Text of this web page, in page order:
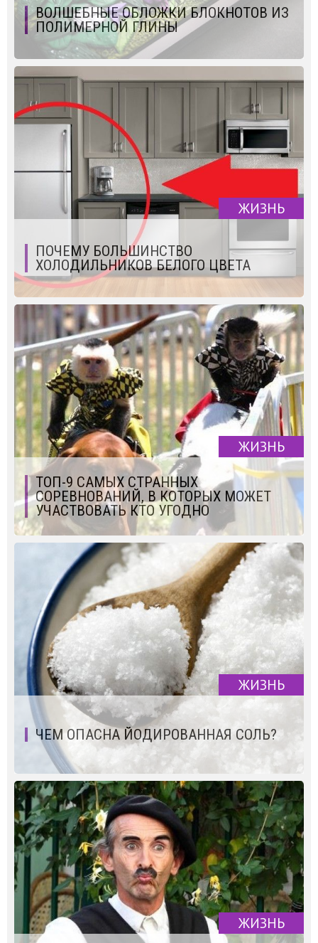
ВОЛШЕБНЫЕ ОБЛОЖКИ БЛОКНОТОВ ИЗ
ПОЛИМЕРНОЙ ГЛИНЫ
ЖИЗНЬ
ПОЧЕМУ БОЛЬШИНСТВО
ХОЛОДИЛЬНИКОВ БЕЛОГО ЦВЕТА
ЖИЗНЬ
ТОП-9 САМЫХ СТРАННЫХ
СОРЕВНОВАНИЙ, В КОТОРЫХ МОЖЕТ
УЧАСТВОВАТЬ КТО УГОДНО
ЖИЗНЬ
ЧЕМ ОПАСНА ЙОДИРОВАННАЯ СОЛЬ?
ЖИЗНЬ